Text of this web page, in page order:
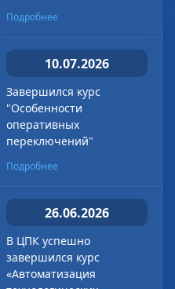
Подробнее
10.07.2026
Завершился курс
"Особенности
оперативных
переключений"
Подробнее
26.06.2026
В ЦПК успешно
завершился курс
«Автоматизация